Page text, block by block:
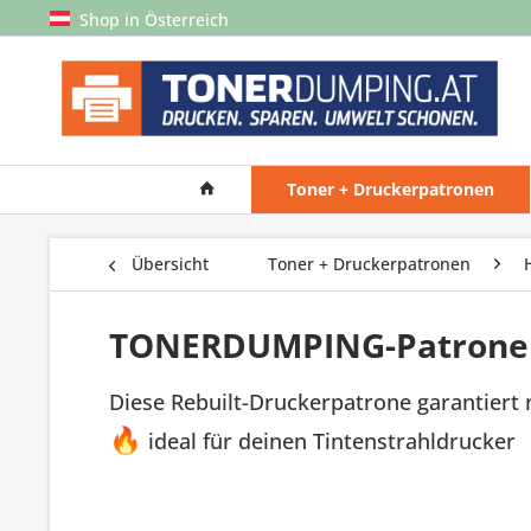
Shop in Österreich
Toner + Druckerpatronen
Übersicht Toner + Druckerpatronen
TONERDUMPING-
Diese Rebuilt-Druckerpatrone garantiert
🔥 ideal für deinen Tintenstrahldrucker